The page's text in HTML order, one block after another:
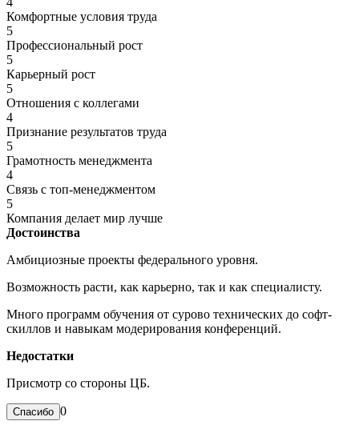
Комфортные условия труда
5
Профессиональный рост
5
Карьерный рост
5
Отношения с коллегами
4
Признание результатов труда
5
Грамотность менеджмента
4
Связь с топ-менеджментом
5
Компания делает мир лучше
Достоинства
Амбициозные проекты федерального уровня.
Возможность расти, как карьерно, так и как специалисту.
Много программ обучения от сурово технических до софт-
скиллов и навыкам модерирования конференций.
Недостатки
Присмотр со стороны ЦБ.
0